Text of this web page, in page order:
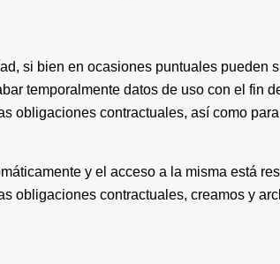
si bien en ocasiones puntuales pueden
temporalmente datos de uso con el fin
obligaciones contractuales, así como
y el acceso a la misma está
obligaciones contractuales, creamos y